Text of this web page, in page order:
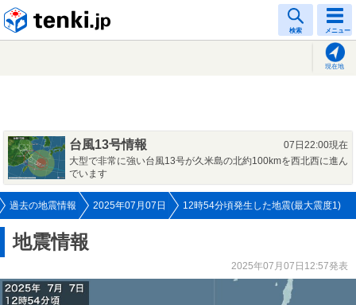
検索 メニュー
現在地
台風13号情報
07日22:00現在
大型で非常に強い台風13号が久米島の北約100kmを西北西に進ん
でいます
過去の地震情報 2025年07月07日 12時54分頃発生した地震(最大震度1)
地震情報
2025年07月07日12:57発表